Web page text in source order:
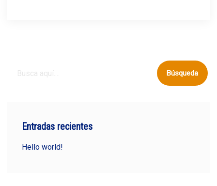
Búsqueda
Entradas recientes
Hello world!